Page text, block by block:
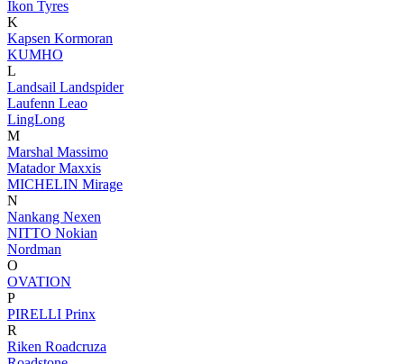
Ikon Tyres
K
Kapsen Kormoran
KUMHO
L
Landsail Landspider
Laufenn Leao
LingLong
M
Marshal Massimo
MatadorMaxxis
MICHELIN Mirage
N
Nankang Nexen
NITTO Nokian
Nordman
O
OVATION
P
PIRELLI Prinx
R
Riken Roadcruza